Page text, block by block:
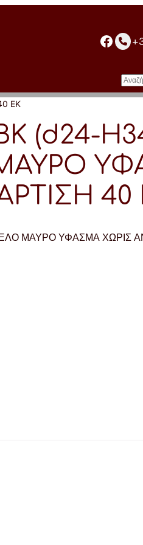
ΕΚ
(d24-
40
ΜΑΥΡΟ ΥΦΑΣΜΑ ΧΩΡΙΣ